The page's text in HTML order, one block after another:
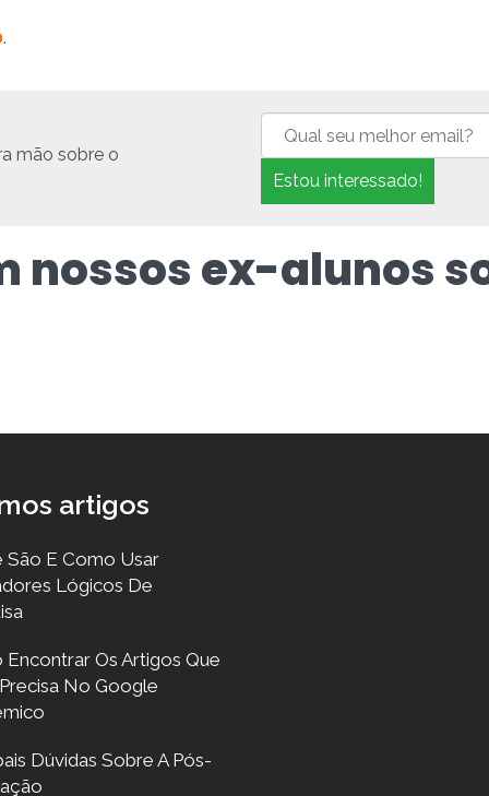
.
mão sobre o
nossos ex-alunos
artigos
São E Como Usar
Lógicos De
Encontrar Os Artigos Que
No Google
Dúvidas Sobre A Pós-